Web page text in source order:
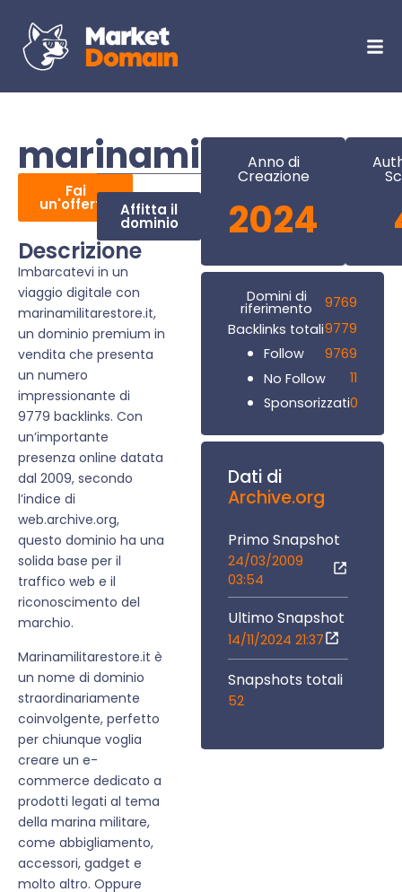
Fai
un'offerta Affitta il
dominio
Descrizione
Imbarcatevi in un
viaggio digitale con
marinamilitarestore.it,
un dominio premium in
vendita che presenta
un numero
impressionante di
9779 backlinks. Con
un’importante
presenza online datata
dal 2009, secondo
l’indice di
web.archive.org,
questo dominio ha una
solida base per il
traffico web e il
riconoscimento del
marchio.
Marinamilitarestore.it è
un nome di dominio
straordinariamente
coinvolgente, perfetto
per chiunque voglia
creare un e-
commerce dedicato a
prodotti legati al tema
della marina militare,
come abbigliamento,
accessori, gadget e
molto altro. Oppure
Anno di
Creazione
2024
Domini di
riferimento
9769
Backlinks totali9779
Follow
9769
No Follow
11
Sponsorizzati0
Dati di
Archive.org
Primo Snapshot
24/03/2009
03:54
Ultimo Snapshot
14/11/2024 21:37
Snapshots totali
52